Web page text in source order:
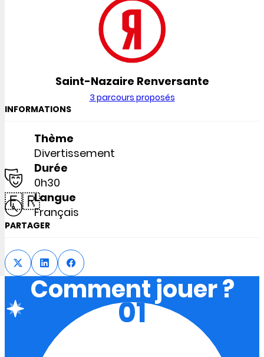
Saint-Nazaire Renversante
3 parcours proposés
INFORMATIONS
Thème
Divertissement
Durée
0h30
🇫🇷Langue
Français
PARTAGER
Comment jouer ?
01